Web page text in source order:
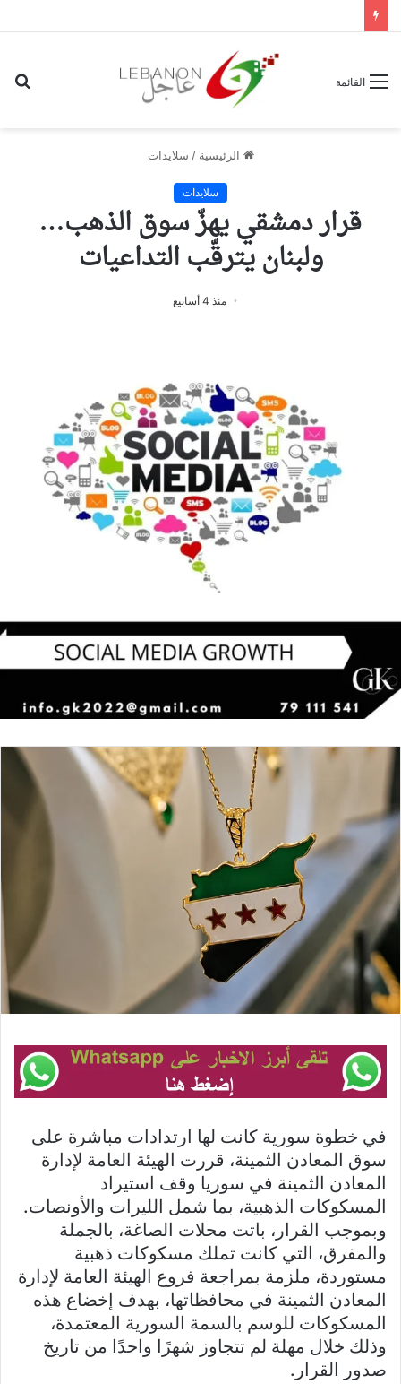
القائمة
الرئيسية / سلايدات
سلايدات
قرار دمشقي يهزّ سوق الذهب…
ولبنان يترقّب التداعيات
منذ 4 أسابيع
في خطوة سورية كانت لها ارتدادات مباشرة على
سوق المعادن الثمينة، قررت الهيئة العامة لإدارة
المعادن الثمينة في سوريا وقف استيراد
المسكوكات الذهبية، بما شمل الليرات والأونصات.
وبموجب القرار، باتت محلات الصاغة، بالجملة
والمفرق، التي كانت تملك مسكوكات ذهبية
مستوردة، ملزمة بمراجعة فروع الهيئة العامة لإدارة
المعادن الثمينة في محافظاتها، بهدف إخضاع هذه
المسكوكات للوسم بالسمة السورية المعتمدة،
وذلك خلال مهلة لم تتجاوز شهرًا واحدًا من تاريخ
صدور القرار.